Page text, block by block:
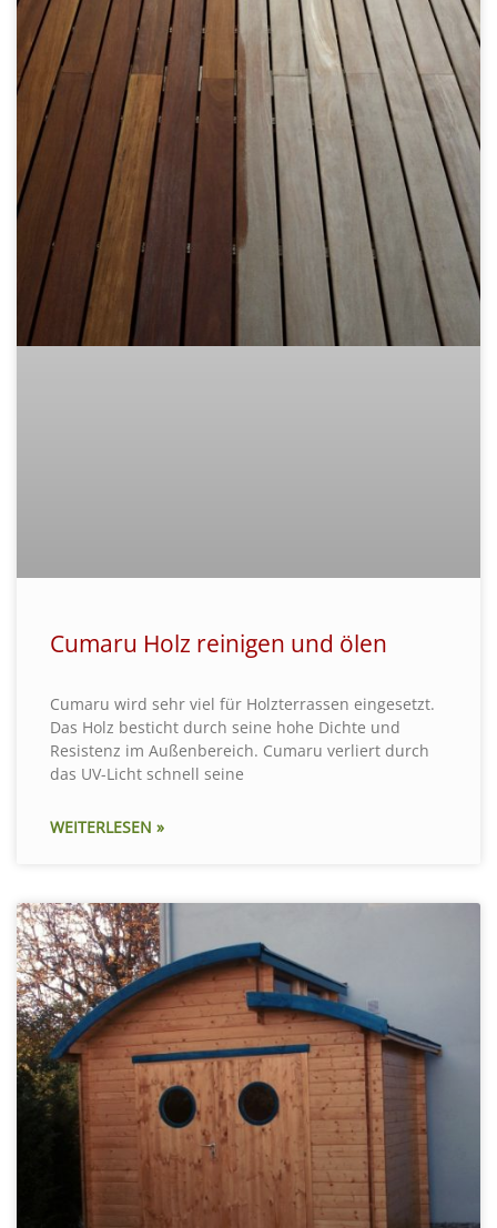
Cumaru Holz reinigen und ölen
Cumaru wird sehr viel für Holzterrassen eingesetzt.
Das Holz besticht durch seine hohe Dichte und
Resistenz im Außenbereich. Cumaru verliert durch
das UV-Licht schnell seine
WEITERLESEN »